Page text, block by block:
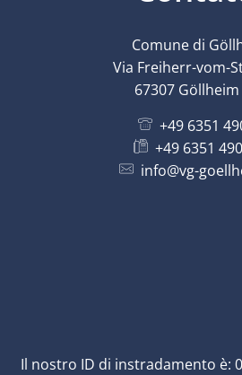
Comune di
Via Freiherr-vom-
67307 Göllheim
+49 6351
+49 6351
info@vg-
Il nostro ID di instradamento è: